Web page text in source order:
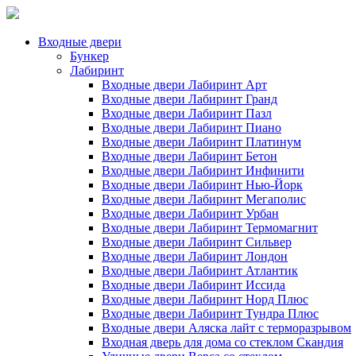
Входные двери
Бункер
Лабиринт
Входные двери Лабиринт Арт
Входные двери Лабиринт Гранд
Входные двери Лабиринт Пазл
Входные двери Лабиринт Пиано
Входные двери Лабиринт Платинум
Входные двери Лабиринт Бетон
Входные двери Лабиринт Инфинити
Входные двери Лабиринт Нью-Йорк
Входные двери Лабиринт Мегаполис
Входные двери Лабиринт Урбан
Входные двери Лабиринт Термомагнит
Входные двери Лабиринт Сильвер
Входные двери Лабиринт Лондон
Входные двери Лабиринт Атлантик
Входные двери Лабиринт Иссида
Входные двери Лабиринт Норд Плюс
Входные двери Лабиринт Тундра Плюс
Входные двери Аляска лайт с терморазрывом
Входная дверь для дома со стеклом Скандия